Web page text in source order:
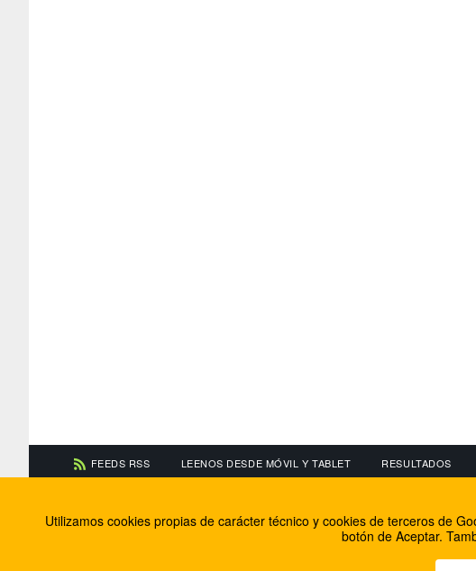
FEEDS RSS LEENOS DESDE MÓVIL Y TABLET RESULTADOS
Información de contacto
El equipo de FútbolBalear
Soluciones Corporativas IP
Utilizamos cookies propias de carácter técnico y cookies de terceros de
botón de Aceptar.